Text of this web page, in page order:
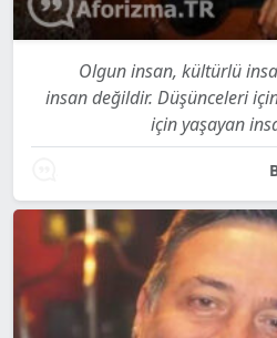
Olgun insan, kültürlü
insan değildir. Düşünceleri
için yaşayan